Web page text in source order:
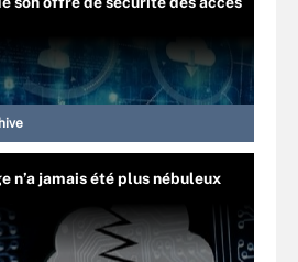
n’a jamais été plus nébuleux